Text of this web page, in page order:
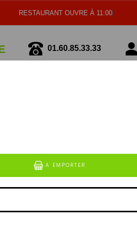
RESTAURANT OUVRE À 11:00
01.60.85.33.33
GLACES